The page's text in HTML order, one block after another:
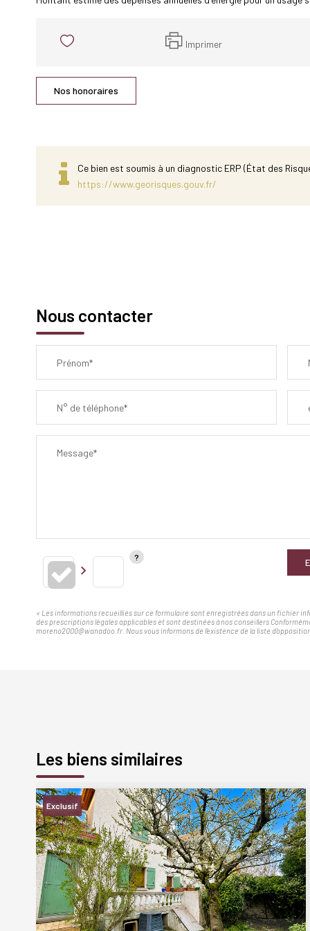
Imprimer
Nos honoraires
Ce bien est soumis à un diagnostic ERP (État des
https://www.georisques.gouv.fr/
Nous contacter
Prénom*
N° de téléphone*
Message*
« Les informations recueillies sur ce formulaire sont enregistrées dans un fichier
des prescriptions légales applicables et sont destinées à nos conseillers
moreno2000@wanadoo.fr. Nous vous informons de l'existence de la liste
Les biens similaires
Exclusif